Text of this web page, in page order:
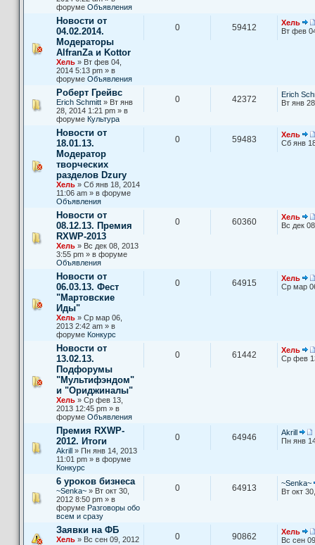
форуме Объявления
Новости от
04.02.2014.
Модераторы
AlfranZa и Kottor
Хель » Вт фев 04,
2014 5:13 pm » в
форуме Объявления
0 59412
Хель
Вт фев
Роберт Грейвс
Erich Schmitt » Вт янв
28, 2014 1:21 pm » в
форуме Культура
0 42372
Erich
Вт янв
Новости от
18.01.13.
Модератор
творческих
разделов Dzury
Хель » Сб янв 18, 2014
11:06 am » в форуме
Объявления
0 59483
Хель
Сб янв
Новости от
08.12.13. Премия
RXWP-2013
Хель » Вс дек 08, 2013
3:55 pm » в форуме
Объявления
0 60360
Хель
Вс дек
Новости от
06.03.13. Фест
"Мартовские
Иды"
Хель » Ср мар 06,
2013 2:42 am » в
форуме Конкурс
0 64915
Хель
Ср мар
Новости от
13.02.13.
Подфорумы
"Мультифэндом"
и "Ориджиналы"
Хель » Ср фев 13,
2013 12:45 pm » в
форуме Объявления
0 61442
Хель
Ср фев
Премия RXWP-
2012. Итоги
Akrill » Пн янв 14, 2013
11:01 pm » в форуме
Конкурс
0 64946
Akrill
т
к
Пн янв
6 уроков бизнеса
~Senka~ » Вт окт 30,
2012 8:50 pm » в
форуме Разговоры обо
всем и сразу
0 64913
~Senka~
Вт окт
Заявки на ФБ
Хель » Вс сен 09, 2012
0 90862
Хель
Вс сен